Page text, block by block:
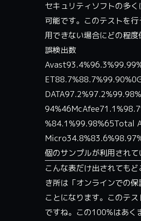
セキュリティソフトの多
可能です。このテストを
用できない場合にどの程
誤検出数
%84.1%99.98%65Total
個のサンプルが利用されて
こんな表だけ出されても
き所は「オンラインでの
ことになります。このテ
ですね。この100%はあく